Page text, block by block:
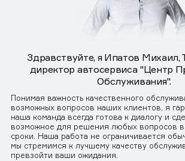
Здравствуйте, я Ипатов Михаил,
директор автосервиса "Центр
Обслуживания".
Понимая важность качественного
возможных вопросов наших клиентов, я
наша команда всегда готова к диалогу и
возможное для решения любых вопросов в
сроки. Наша работа не ограничивается
мы стремимся к лучшему качеству
превзойти ваши ожидания.